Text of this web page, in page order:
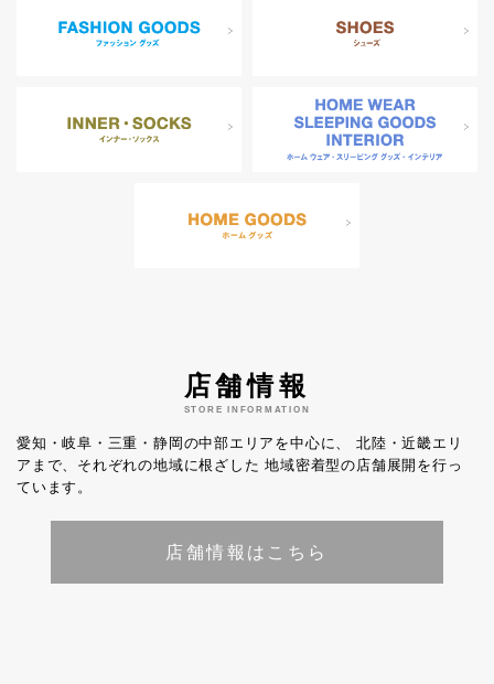
店舗情報
STORE INFORMATION
愛知・岐阜・三重・静岡の中部エリアを中心に、
北陸・近畿エリ
アまで、それぞれの地域に根ざした 地域密着型の店舗展開を行っ
ています。
店舗情報はこちら